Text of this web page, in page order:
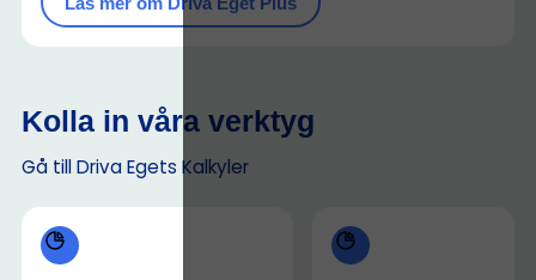
Kolla in våra verktyg
Gå till Driva Egets Kalkyler